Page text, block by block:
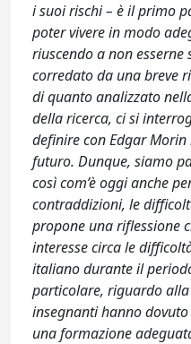
i suoi rischi – è il primo
poter vivere in modo
riuscendo a non
corredato da una breve
di quanto analizzato
della ricerca, ci si
definire con Edgar Morin
futuro. Dunque, siamo
così com’è oggi anche
contraddizioni, le
propone una riflessione
interesse circa le
italiano durante il
particolare, riguardo
insegnanti hanno
una formazione